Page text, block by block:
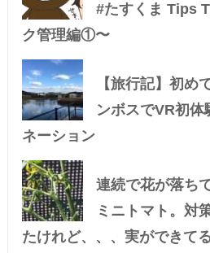
#たすくま Tips
ク管理編①〜
【旅行記】初め
ンボスでVR初体
ネーション
連続で花が落ち
ミニトマト。対
たけれど、、、実ができて